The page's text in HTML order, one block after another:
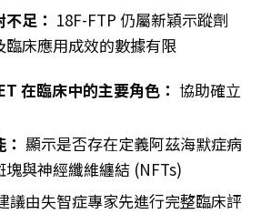
足： 18F-FTP 仍屬新穎示蹤劑
臨床應用成效的數據有限
在臨床中的主要角色： 協助確立
顯示是否存在定義阿茲海默症病
與神經纖維纏結 (NFTs)
議由失智症專家先進行完整臨床評